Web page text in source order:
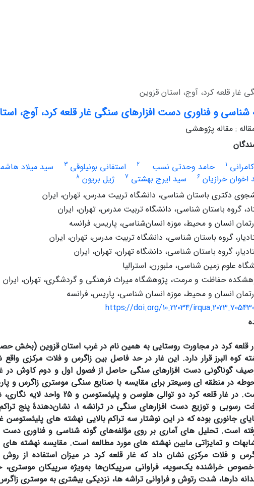
غار قلعه کرد، آوج، استان قزوین
شناسی و فناوری دست افزارهای سنگی غار قلعه کرد، آوج،
: مقاله پژوهشی
1 حامد وحدتی نسب 2 استفانی بونیلوقی 3 سید میلاد
خرازیان 6 سید ایرج بهشتی 7 ژیل بریون 8
دکتری باستان شناسی، دانشگاه تربیت مدرس، تهران، ایران
گروه باستان شناسی، دانشگاه تربیت مدرس، تهران، ایران
انسان و محیط، موزه انسان‌شناسی، پاریس، فرانسه
گروه باستان شناسی، دانشگاه تربیت مدرس، تهران، ایران
گروه باستان شناسی، دانشگاه تهران، تهران، ایران
علوم زمین شناسی، ملبورن، استرالیا
حفاظت و مرمت، پژوهشگاه میراث فرهنگی و گردشگری، تهران، ایران
انسان و محیط، موزه انسان شناسی، پاریس، فرانسه
https://doi.org/10.22034/
قلعه ­کرد در مجاورت روستایی به همین نام در غرب استان قزوین (بخش
کوه البرز قرار دارد. این غار در حد فاصل بین زاگرس و فلات مرکزی
گوناگونی دست­ افزارهای سنگی حاصل از فصول اول و دوم کاوش در
در منطقه­ ای وسیع­تر برای مقایسه با صنایع سنگی موستری زاگرس و
در غار قلعه­ کرد دو توالی هلوسن و پلیئستوسن و 25 واحد لایه­ نگاری، شناسایی شد
بافت رسوبی و توزیع دست­ افزارهای سنگی در
جانوری بوده که در این نوشتار سه تراکم بالایی نهشته­ های پلیئستوسن
است. تحلیل های آماری بر روی مؤلفه‌های گونه­ شناسی و فناوری دست
و تمایزاتی مابین نهشته ­های مورد مطالعه است. مقایسه نهشته­
و فلات ­مرکزی نشان داد که غار قلعه­ کرد در میزان استفاده از روش
خراشنده یک‌سویه، فراوانی سرپیکان‌ها به‌ویژه سرپیکان موستری،
دارها، شدت رتوش و فراوانی تراشه­ ها، نزدیکی بیشتری به موستری